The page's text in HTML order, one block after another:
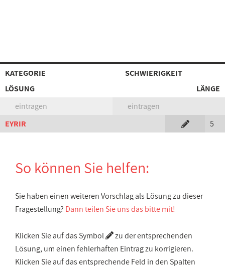
KATEGORIE
SCHWIERIGKEIT
LÖSUNG
LÄNGE
eintragen
eintragen
EYRIR
5
So können Sie helfen:
Sie haben einen weiteren Vorschlag als Lösung zu dieser
Fragestellung? Dann teilen Sie uns das bitte mit!
Klicken Sie auf das Symbol
zu der entsprechenden
Lösung, um einen fehlerhaften Eintrag zu korrigieren.
Klicken Sie auf das entsprechende Feld in den Spalten